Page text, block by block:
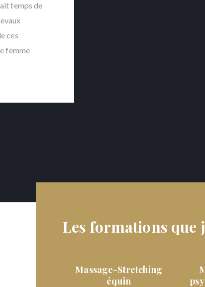
temps de
ces
femme
Les formations que
Massage-Stretching
équin